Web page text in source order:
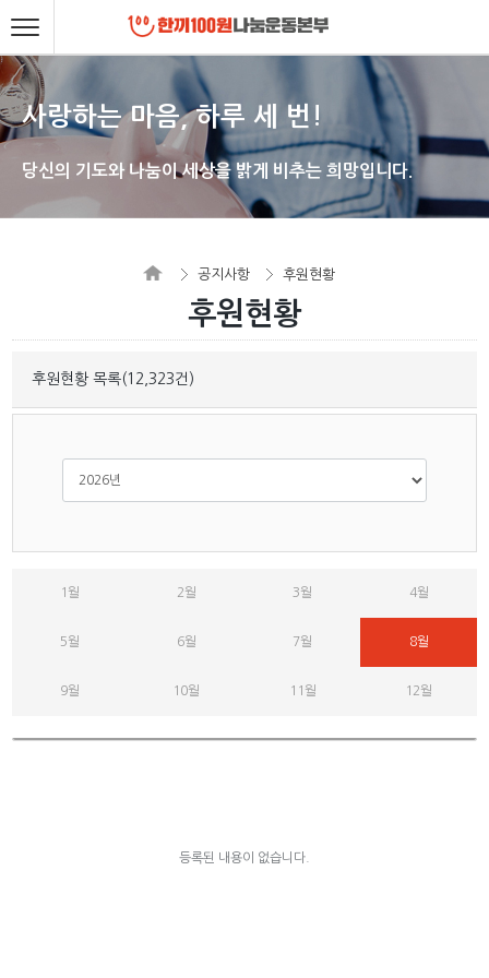
사랑하는 마음, 하루 세 번!
당신의 기도와 나눔이 세상을 밝게 비추는 희망입니다.
공지사항 후원현황
후원현황
후원현황 목록(12,323건)
1월 2월 3월 4월
5월 6월 7월 8월
9월 10월 11월 12월
등록된 내용이 없습니다.